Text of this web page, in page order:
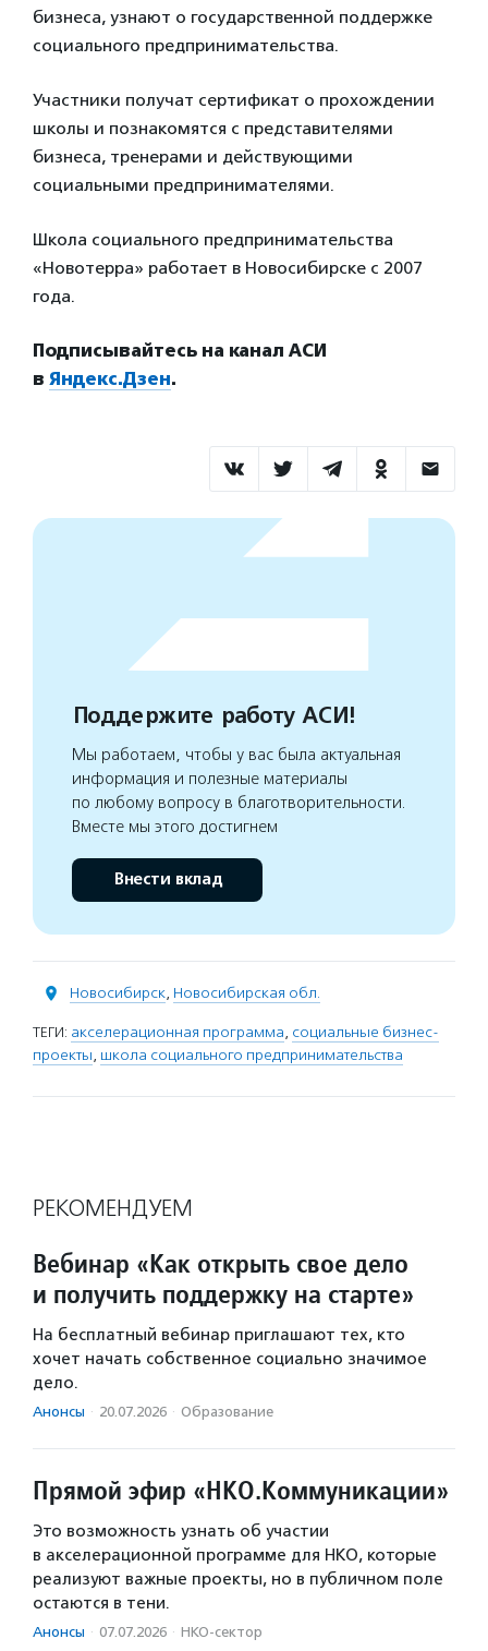
бизнеса, узнают о государственной поддержке
социального предпринимательства.
Участники получат сертификат о прохождении
школы и познакомятся с представителями
бизнеса, тренерами и действующими
социальными предпринимателями.
Школа социального предпринимательства
«Новотерра» работает в Новосибирске с 2007
года.
Подписывайтесь на канал АСИ
в Яндекс.Дзен.
Поддержите работу АСИ!
Мы работаем, чтобы у вас была актуальная
информация и полезные материалы
по любому вопросу в благотворительности.
Вместе мы этого достигнем
Внести вклад
Новосибирск, Новосибирская обл.
ТЕГИ: акселерационная программа, социальные бизнес-
проекты, школа социального предпринимательства
РЕКОМЕНДУЕМ
Вебинар «Как открыть свое дело
и получить поддержку на старте»
На бесплатный вебинар приглашают тех, кто
хочет начать собственное социально значимое
дело.
Анонсы · 20.07.2026 · Образование
Прямой эфир «НКО.Коммуникации»
Это возможность узнать об участии
в акселерационной программе для НКО, которые
реализуют важные проекты, но в публичном поле
остаются в тени.
Анонсы · 07.07.2026 · НКО-сектор